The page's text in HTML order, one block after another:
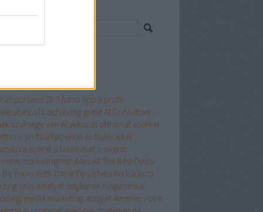
pcr teszt 2k 3 forró tipp a profit
a71 achieving greatAI Consultant
szüksége van Alakítsa át otthonát ezekkel
javítási tippekkel és trükkökkel.
ezeket a taktikákat a sikeres
marketinghez! AllesAll The Best Deals
Be Yours With These Tips alternáló fűkasza
sites amelyek segítenek megérteni a
média marketing alapjaitAmenez votre